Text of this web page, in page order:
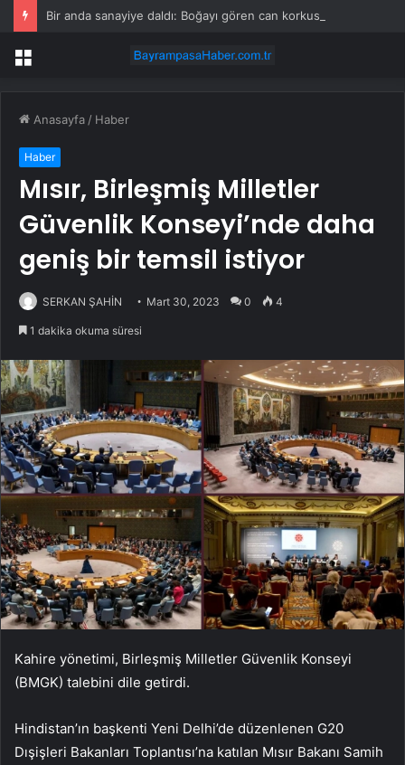
Bir anda sanayiye daldı: Boğayı gören can korkusuyla kaçtı
Menü
Anasayfa / Haber
Haber
Mısır, Birleşmiş Milletler
Güvenlik Konseyi’nde daha
geniş bir temsil istiyor
SERKAN ŞAHİN Mart 30, 2023 0 4
1 dakika okuma süresi
Kahire yönetimi, Birleşmiş Milletler Güvenlik Konseyi
(BMGK) talebini dile getirdi.
Hindistan’ın başkenti Yeni Delhi’de düzenlenen G20
Dışişleri Bakanları Toplantısı’na katılan Mısır Bakanı Samih